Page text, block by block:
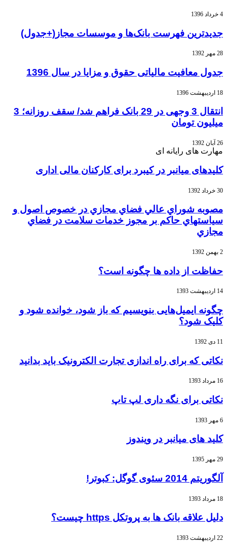
4 خرداد 1396
جدیدترین فهرست بانک‌ها و موسسات مجاز(+جدول)
28 مهر 1392
جدول معافیت مالیاتی حقوق و مزایا در سال 1396
18 اردیبهشت 1396
انتقال 3 وجهی در 29 بانک فراهم شد/ سقف روزانه؛ 3
میلیون تومان
26 آبان 1392
مهارت های رایانه ای
کلیدهای میانبر در کیبرد برای کارکنان مالی اداری
30 خرداد 1392
مصوبه شوراي عالي فضاي مجازي در خصوص اصول و
سياستهاي حاکم بر مجوز خدمات سلامت در فضاي
مجازي
2 بهمن 1392
حفاظت از داده ها چگونه است؟
14 اردیبهشت 1393
چگونه ایمیل‌هایی بنویسیم که باز شود، خوانده شود و
کلیک شود؟
11 دی 1392
نکاتی که برای راه اندازی تجارت الکترونیک باید بدانید
16 مرداد 1393
نکاتی برای نگه داری لپ تاپ
6 مهر 1393
کلید های میانبر در ویندوز
29 مهر 1395
آلگوریتم 2014 سئوی گوگل: کبوتر!
18 مرداد 1393
دلیل علاقه بانک ها به پروتکل https چیست؟
22 اردیبهشت 1393